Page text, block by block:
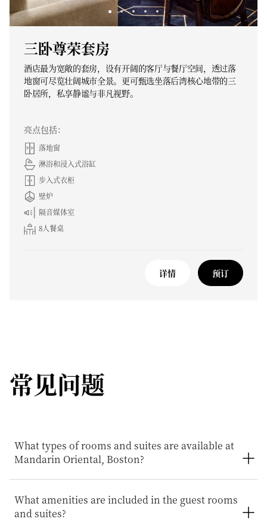
三卧尊荣套房
酒店最为宽敞的套房，设有开阔的客厅与餐厅空间，透过落
地窗可尽览壮阔城市全景。更可甄选坐落后湾核心地带的三
卧居所，私享静谧与非凡视野。
亮点包括：
落地窗
淋浴和浸入式浴缸
步入式衣柜
壁炉
隔音媒体室
8人餐桌
详情 预订
常见问题
What types of rooms and suites are available at
Mandarin Oriental, Boston?
suites, from deluxe rooms to Presidential and Royal
suites. The residential styled suites are perfect for
What amenities are included in the guest rooms
and suites?